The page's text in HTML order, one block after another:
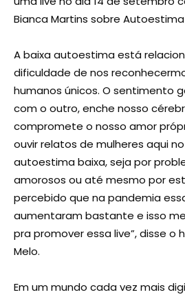
Bianca Martins sobre
A baixa autoestima está
dificuldade de nos
humanos únicos. O sentimento
com o outro, enche nosso
compromete o nosso amor
ouvir relatos de mulheres aqui
autoestima baixa, seja por
amorosos ou até mesmo por
percebido que na pandemia
aumentaram bastante e isso
pra promover essa live”, disse o
Melo.
Em um mundo cada vez mais